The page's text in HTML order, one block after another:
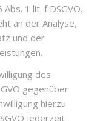
1 lit. f DSGVO.
an der Analyse,
und der
des
gegenüber
hierzu
jederzeit